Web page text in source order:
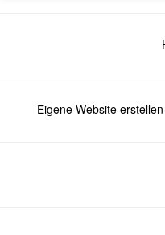
Eigene Website